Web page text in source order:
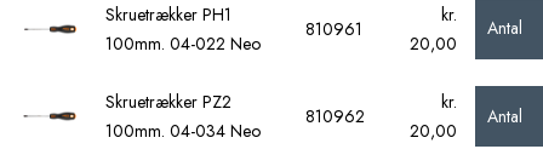
Skruetrækker PH1
100mm. 04-022 Neo
810961
kr.
20,00
Antal
Skruetrækker PZ2
100mm. 04-034 Neo
810962
kr.
20,00
Antal